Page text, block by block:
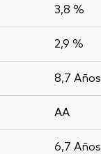
3,8 %
2,9 %
8,7 Años
AA
6,7 Años